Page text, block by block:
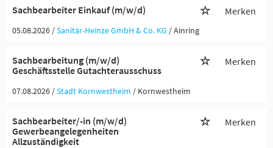
Sachbearbeiter Einkauf (m/w/d) Merken
05.08.2026 /Sanitär-Heinze GmbH & Co. KG / Ainring
Sachbearbeitung (m/w/d)
Geschäftsstelle Gutachterausschuss
Merken
07.08.2026 /Stadt Kornwestheim / Kornwestheim
Sachbearbeiter/-in (m/w/d)
Gewerbeangelegenheiten
Allzuständigkeit
Merken